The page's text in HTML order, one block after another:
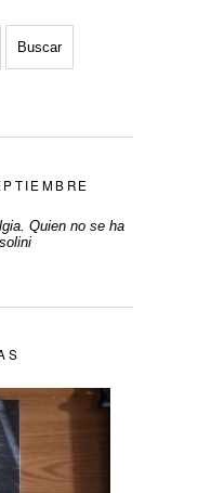
Quien no se ha